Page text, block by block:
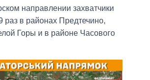
направлении захватчики
раз в районах Предтечино,
Горы и в районе Часового